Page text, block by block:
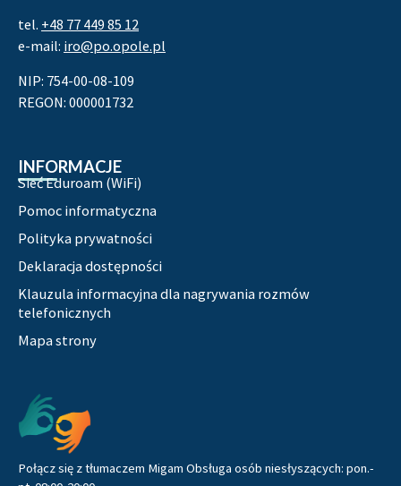
tel. +48 77 449 85 12
e-mail: iro@po.opole.pl
NIP: 754-00-08-109
REGON: 000001732
INFORMACJE
Sieć Eduroam (WiFi)
Pomoc informatyczna
Polityka prywatności
Deklaracja dostępności
Klauzula informacyjna dla nagrywania rozmów
telefonicznych
Mapa strony
Pozostałe
Połącz się z tłumaczem Migam Obsługa osób niesłyszących: pon.-